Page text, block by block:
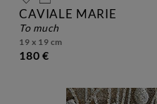
CAVIALE MARIE
to much
19 x 19 cm
180 €